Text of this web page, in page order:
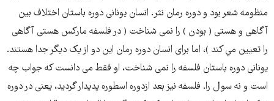
منظومه شعر بود و دوره رمان نثر. انسان يونانی دوره باستان اختلاف بين
آگاهی و هستی ( بودن ) را نمی شناخت ( در فلسفه مارکس هستی آگاهی
را تعیين مي کند )،‌ اما برای انسان دوره رمان اين دو از يک ديگر جدا هستند.
يونانی دوره باستان فلسفه را نمی شناخت، او فقط می دانست که جواب چه
است و نه سوال را. فلسفه نيز بعد ازدوره اسطوره پديدار گرديد، يعنی در دوره